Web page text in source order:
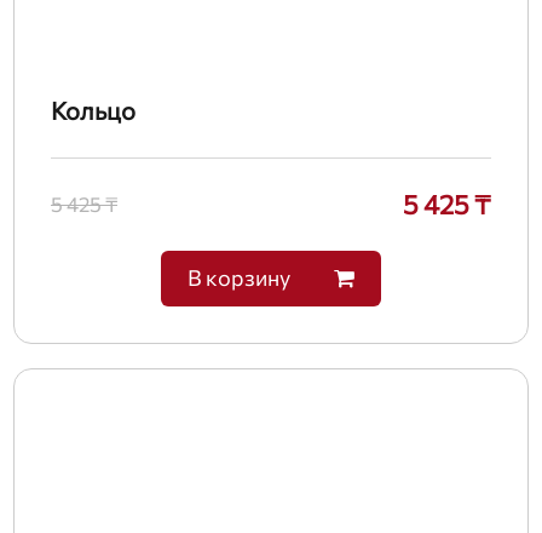
Кольцо
5 425 ₸ 5 425 ₸
В корзину